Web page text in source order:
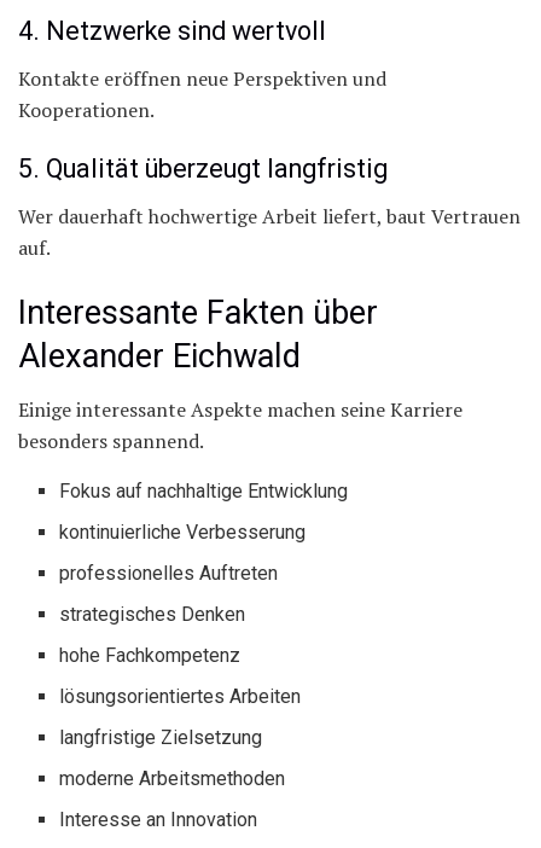
4. Netzwerke sind wertvoll
Kontakte eröffnen neue Perspektiven und
Kooperationen.
5. Qualität überzeugt langfristig
Wer dauerhaft hochwertige Arbeit liefert, baut Vertrauen
auf.
Interessante Fakten über
Alexander Eichwald
Einige interessante Aspekte machen seine Karriere
besonders spannend.
Fokus auf nachhaltige Entwicklung
kontinuierliche Verbesserung
professionelles Auftreten
strategisches Denken
hohe Fachkompetenz
lösungsorientiertes Arbeiten
langfristige Zielsetzung
moderne Arbeitsmethoden
Interesse an Innovation